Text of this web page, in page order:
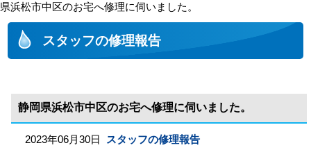
県浜松市中区のお宅へ修理に伺いました。
スタッフの修理報告
静岡県浜松市中区のお宅へ修理に伺いました。
2023年06月30日 スタッフの修理報告